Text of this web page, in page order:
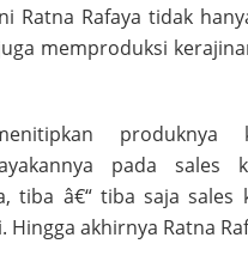
Ratna Rafaya tidak
memproduksi
pada sales
tiba â€“ tiba saja
Hingga akhirnya Ratna